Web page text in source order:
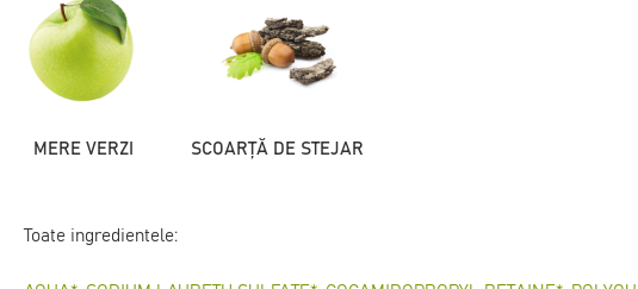
MERE VERZI SCOARȚĂ DE STEJAR
Toate ingredientele: